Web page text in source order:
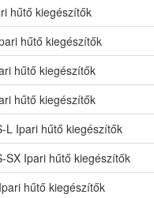
hűtő kiegészítők
hűtő kiegészítők
hűtő kiegészítők
hűtő kiegészítők
L Ipari hűtő kiegészítők
SX Ipari hűtő kiegészítők
hűtő kiegészítők